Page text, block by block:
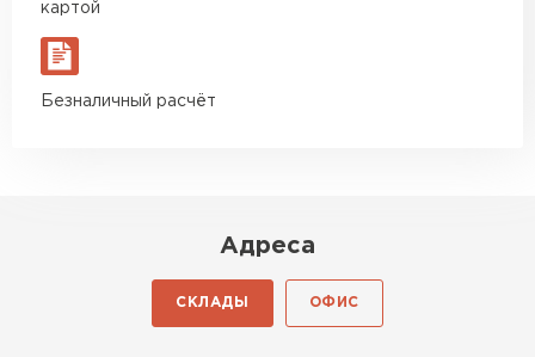
картой
Безналичный расчёт
Адреса
СКЛАДЫ ОФИС